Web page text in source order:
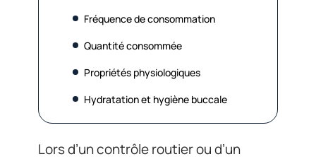
Fréquence de consommation
Quantité consommée
Propriétés physiologiques
Hydratation et hygiène buccale
Lors d’un contrôle routier ou d’un